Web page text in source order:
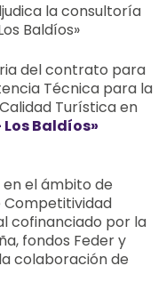
la consultoría
Baldíos»
del contrato para
Técnica para la
Turística en
Baldíos»
el ámbito de
Competitividad
cofinanciado por la
fondos Feder y
colaboración de